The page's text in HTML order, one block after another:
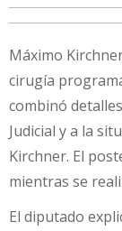
Máximo
cirugía
combinó
Judicial y a la
Kirchner. El
mientras se
El diputado